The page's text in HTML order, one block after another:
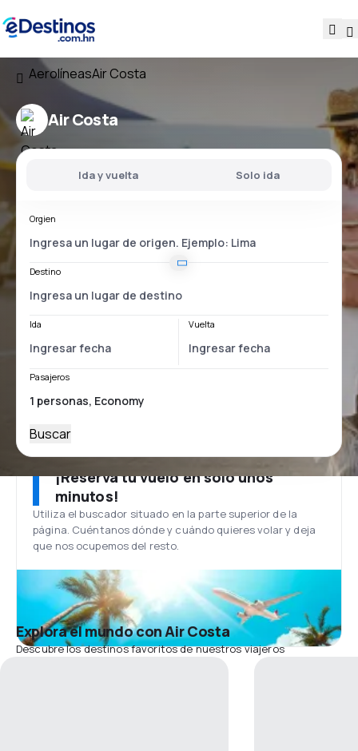
AerolíneasAir Costa
Air Costa
Ida y vuelta Solo ida
Orgien
Destino
Ida Vuelta
Pasajeros
Buscar
¡Reserva tu vuelo en solo unos
minutos!
Utiliza el buscador situado en la parte superior de la
página. Cuéntanos dónde y cuándo quieres volar y deja
que nos ocupemos del resto.
Explora el mundo con Air Costa
Descubre los destinos favoritos de nuestros viajeros